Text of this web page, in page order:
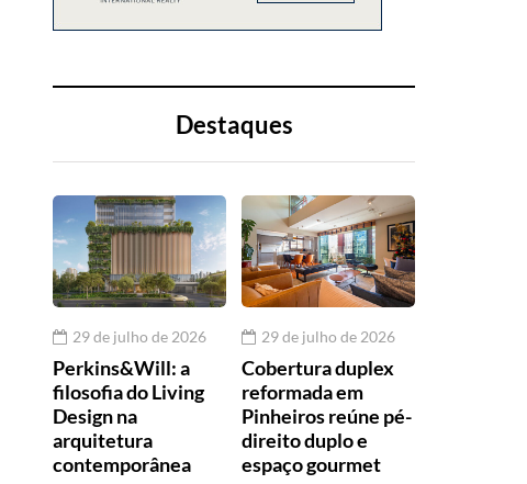
Destaques
29 de julho de 2026
Perkins&Will: a
filosofia do Living
Design na
arquitetura
contemporânea
29 de julho de 2026
Cobertura duplex
reformada em
Pinheiros reúne pé-
direito duplo e
espaço gourmet